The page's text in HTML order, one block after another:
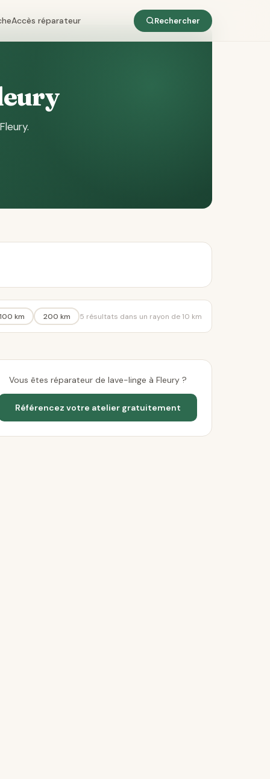
Accès réparateur Rechercher
.
100 km 200 km 5 résultats dans un rayon de 10 km
Vous êtes réparateur de lave-linge à Fleury ?
Référencez votre atelier gratuitement